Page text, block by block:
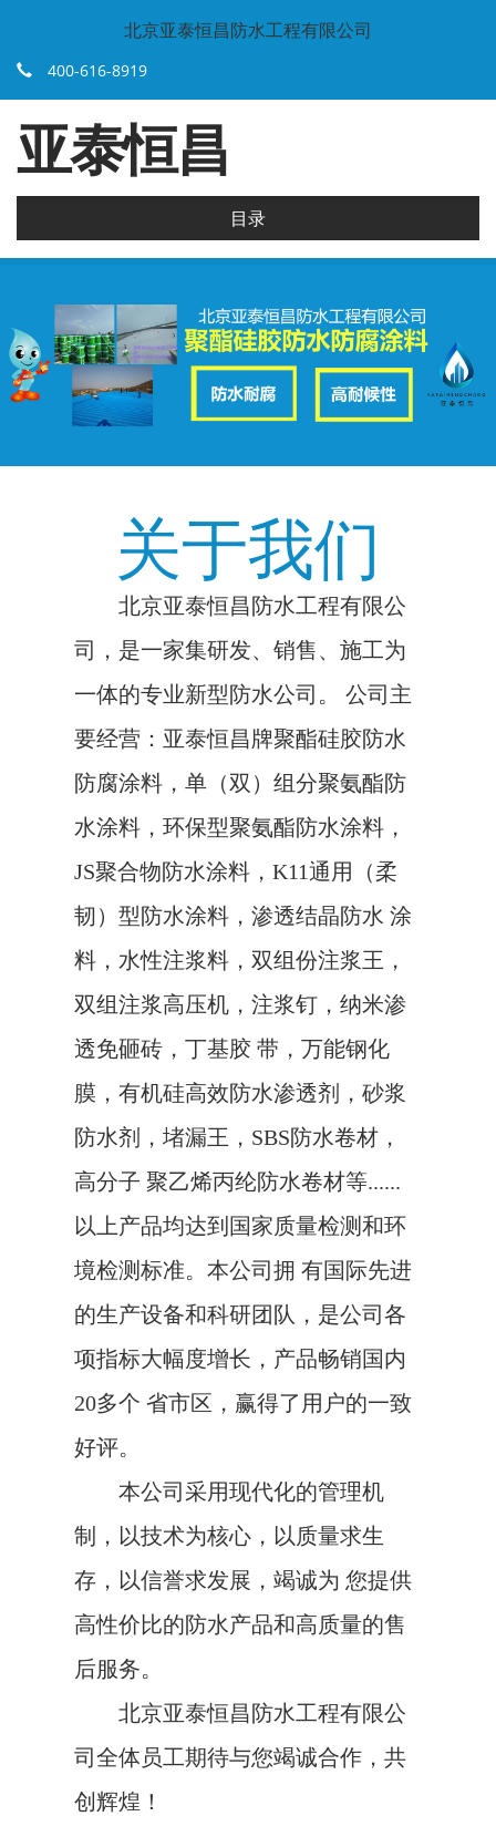
北京亚泰恒昌防水工程有限公司
400-616-8919
亚泰恒昌
目录
.
关于我们
北京亚泰恒昌防水工程有限公
司，是一家集研发、销售、施工为
一体的专业新型防水公司。 公司主
要经营：亚泰恒昌牌聚酯硅胶防水
防腐涂料，单（双）组分聚氨酯防
水涂料，环保型聚氨酯防水涂料，
JS聚合物防水涂料，K11通用（柔
韧）型防水涂料，渗透结晶防水 涂
料，水性注浆料，双组份注浆王，
双组注浆高压机，注浆钉，纳米渗
透免砸砖，丁基胶 带，万能钢化
膜，有机硅高效防水渗透剂，砂浆
防水剂，堵漏王，SBS防水卷材，
高分子 聚乙烯丙纶防水卷材等......
以上产品均达到国家质量检测和环
境检测标准。本公司拥 有国际先进
的生产设备和科研团队，是公司各
项指标大幅度增长，产品畅销国内
20多个 省市区，赢得了用户的一致
好评。
本公司采用现代化的管理机
制，以技术为核心，以质量求生
存，以信誉求发展，竭诚为 您提供
高性价比的防水产品和高质量的售
后服务。
北京亚泰恒昌防水工程有限公
司全体员工期待与您竭诚合作，共
创辉煌！